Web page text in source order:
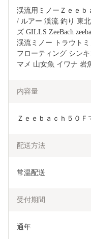
渓流用ミノーＺｅｅｂ
/ ルアー 渓流 釣り 東
ズ GILLS ZeeBach
渓流ミノー トラウト
フローティング シン
マメ 山女魚 イワナ 岩
内容量
Ｚｅｅｂａｃｈ５０Ｆ
配送方法
常温配送
受付期間
通年